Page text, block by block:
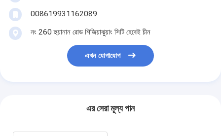
008619931162089
নং 260 হুয়ানান রোড শিজিয়াঝুয়াং সিটি হেবেই চীন
এখন যোগাযোগ
এর সেরা মূল্য পান